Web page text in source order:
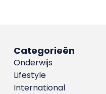
Categorieën
Onderwijs
Lifestyle
International